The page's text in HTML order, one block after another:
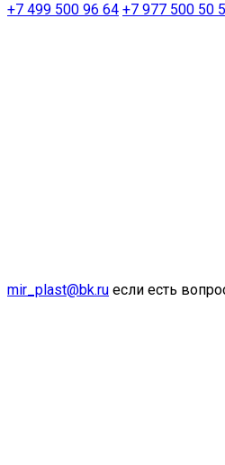
+7 499 500 96 64 +7 977 500 50
mir_plast@bk.ru если есть